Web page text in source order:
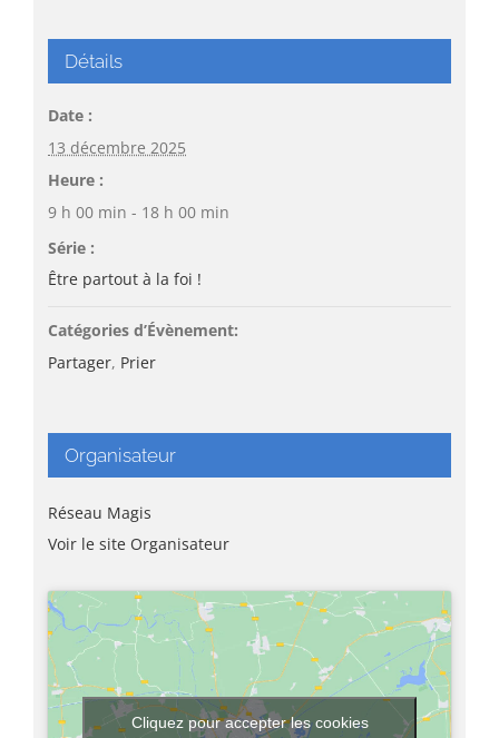
Détails
Date :
13 décembre 2025
Heure :
9 h 00 min - 18 h 00 min
Série :
Être partout à la foi !
Catégories d’Évènement:
Partager, Prier
Organisateur
Réseau Magis
Voir le site Organisateur
Cliquez pour accepter les cookies